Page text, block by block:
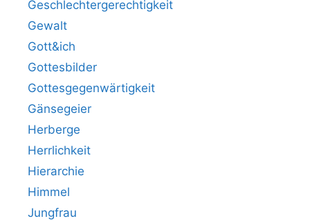
Geschlechtergerechtigkeit
Gewalt
Gott&ich
Gottesbilder
Gottesgegenwärtigkeit
Gänsegeier
Herberge
Herrlichkeit
Hierarchie
Himmel
Jungfrau